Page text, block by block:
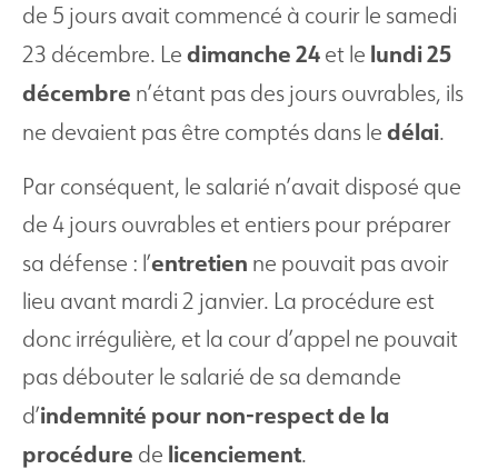
de 5 jours avait commencé à courir le samedi
23 décembre. Le dimanche 24 et le lundi 25
décembre n’étant pas des jours ouvrables, ils
ne devaient pas être comptés dans le délai.
Par conséquent, le salarié n’avait disposé que
de 4 jours ouvrables et entiers pour préparer
sa défense : l’entretien ne pouvait pas avoir
lieu avant mardi 2 janvier. La procédure est
donc irrégulière, et la cour d’appel ne pouvait
pas débouter le salarié de sa demande
d’indemnité pour non-respect de la
procédure de licenciement.